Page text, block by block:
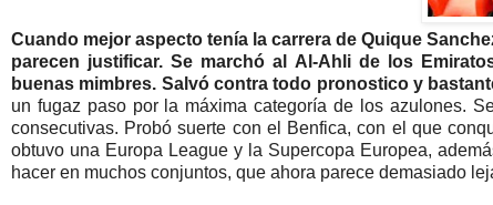
Cuando mejor aspecto tenía la carrera de Quique
parecen justificar. Se marchó al Al-Ahli de los
buenas mimbres. Salvó contra todo pronostico y
un fugaz paso por la máxima categoría de los azulones.
consecutivas. Probó suerte con el Benfica, con el que
obtuvo una Europa League y la Supercopa Europea,
hacer en muchos conjuntos, que ahora parece demasiado